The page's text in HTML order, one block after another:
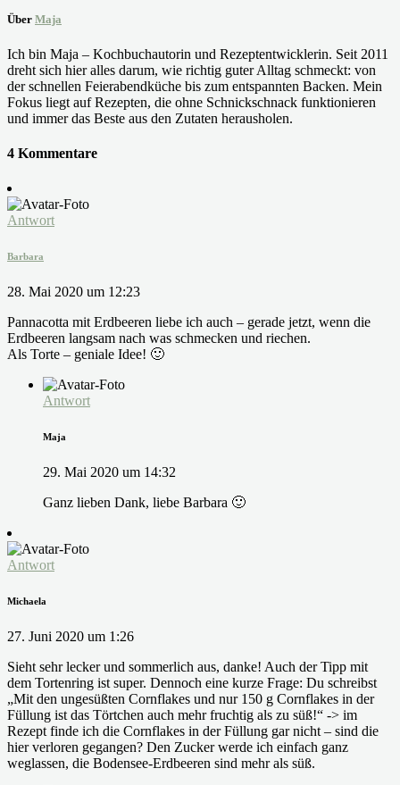
Über Maja
Ich bin Maja – Kochbuchautorin und Rezeptentwicklerin. Seit 2011
dreht sich hier alles darum, wie richtig guter Alltag schmeckt: von
der schnellen Feierabendküche bis zum entspannten Backen. Mein
Fokus liegt auf Rezepten, die ohne Schnickschnack funktionieren
und immer das Beste aus den Zutaten herausholen.
4 Kommentare
Antwort
Barbara
28. Mai 2020 um 12:23
Pannacotta mit Erdbeeren liebe ich auch – gerade jetzt, wenn die
Erdbeeren langsam nach was schmecken und riechen.
Als Torte – geniale Idee! 🙂
Antwort
Maja
29. Mai 2020 um 14:32
Ganz lieben Dank, liebe Barbara 🙂
Antwort
Michaela
27. Juni 2020 um 1:26
Sieht sehr lecker und sommerlich aus, danke! Auch der Tipp mit
dem Tortenring ist super. Dennoch eine kurze Frage: Du schreibst
„Mit den ungesüßten Cornflakes und nur 150 g Cornflakes in der
Füllung ist das Törtchen auch mehr fruchtig als zu süß!“ -> im
Rezept finde ich die Cornflakes in der Füllung gar nicht – sind die
hier verloren gegangen? Den Zucker werde ich einfach ganz
weglassen, die Bodensee-Erdbeeren sind mehr als süß.